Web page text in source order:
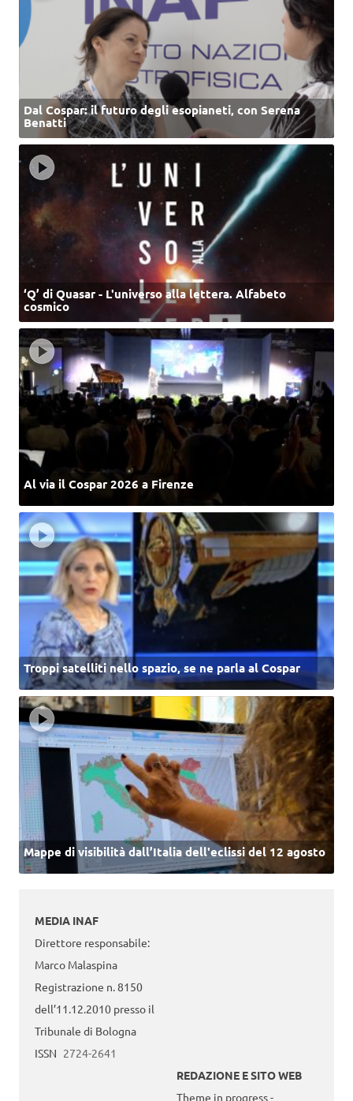
Dal Cospar: il futuro degli esopianeti, con Serena
Benatti
‘Q’ di Quasar - L'universo alla lettera. Alfabeto
cosmico
Al via il Cospar 2026 a Firenze
Troppi satelliti nello spazio, se ne parla al Cospar
Mappe di visibilità dall’Italia dell'eclissi del 12 agosto
MEDIA INAF
Direttore responsabile:
Marco Malaspina
Registrazione n. 8150
dell’11.12.2010 presso il
Tribunale di Bologna
ISSN 2724-2641
REDAZIONE E SITO WEB
Theme in progress -